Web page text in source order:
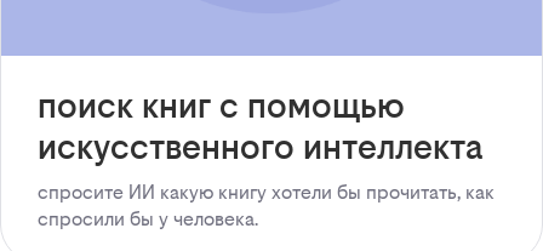
поиск книг с помощью
искусственного интеллекта
спросите ИИ какую книгу хотели бы прочитать, как
спросили бы у человека.